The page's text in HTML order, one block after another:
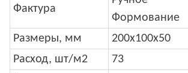
Фактура
Формование
Размеры, мм
200x100x50
Расход, шт/м2
73